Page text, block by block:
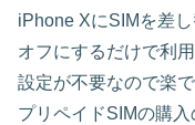
iPhone XにSIMを差
オフにするだけで利
設定が不要なので楽で
プリペイドSIMの購